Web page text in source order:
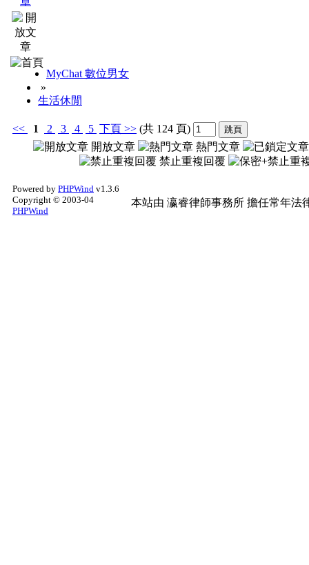
效文、盜連文等，將
=>獎勵：20財富，1朵
2、原創文章之獎勵
=>獎勵：200財富，1
友自唱區)
MyChat 數位男女
»
生活休閒
<< 1 2 3 4 5 下頁 >> (共 124 頁)
開放文章
熱門文章
禁止重複回覆
Powered by PHPWind v1.3.6
Copyright © 2003-04
PHPWind
本站由 瀛睿律師事務所 擔任常年法